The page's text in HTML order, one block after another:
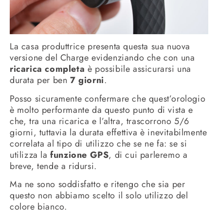
La casa produttrice presenta questa sua nuova
versione del Charge evidenziando che con una
ricarica completa è possibile assicurarsi una
durata per ben 7 giorni.
Posso sicuramente confermare che quest’orologio
è molto performante da questo punto di vista e
che, tra una ricarica e l’altra, trascorrono 5/6
giorni, tuttavia la durata effettiva è inevitabilmente
correlata al tipo di utilizzo che se ne fa: se si
utilizza lafunzione GPS, di cui parleremo a
breve, tende a ridursi.
Ma ne sono soddisfatto e ritengo che sia per
questo non abbiamo scelto il solo utilizzo del
colore bianco.